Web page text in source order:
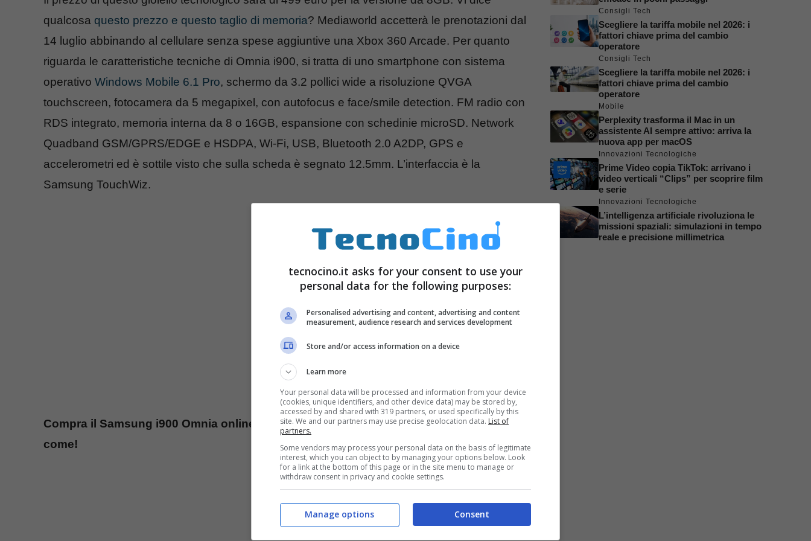
qualcosa questo prezzo e questo taglio di memoria? Mediaworld accetterà le prenotazioni dal
14 luglio abbinando al cellulare senza spese aggiuntive una Xbox 360 Arcade. Per quanto
riguarda le caratteristiche tecniche di Omnia i900, si tratta di uno smartphone con sistema
operativo Windows Mobile 6.1 Pro, schermo da 3.2 pollici wide a risoluzione QVGA
touchscreen, fotocamera da 5 megapixel, con autofocus e face/smile detection. FM radio con
RDS integrato, memoria interna da 8 o 16GB, espansione con schedinie microSD. Network
Quadband GSM/GPRS/EDGE e HSDPA, Wi-Fi, USB, Bluetooth 2.0 A2DP, GPS e
accelerometri ed è sottile visto che sulla scheda è segnato 12.5mm. L’interfaccia è la
Samsung TouchWiz.
Compra il Samsung i900 Omnia online e risparmia in modo semplice e veloce. Scopri
come!
Consigli Tech
Scegliere la tariffa mobile nel 2026: i
fattori chiave prima del cambio
operatore
Consigli Tech
Scegliere la tariffa mobile nel 2026: i
fattori chiave prima del cambio
operatore
Mobile
Perplexity trasforma il Mac in un
assistente AI sempre attivo: arriva la
nuova app per macOS
Innovazioni Tecnologiche
Prime Video copia TikTok: arrivano i
video verticali “Clips” per scoprire film
e serie
Innovazioni Tecnologiche
L’intelligenza artificiale rivoluziona le
missioni spaziali: simulazioni in tempo
reale e precisione millimetrica
tecnocino.it asks for your consent to use your
personal data for the following purposes:
Personalised advertising and content, advertising and content
measurement, audience research and services development
Store and/or access information on a device
Learn more
Your personal data will be processed and information from your device
(cookies, unique identifiers, and other device data) may be stored by,
accessed by and shared with 319 partners, or used specifically by this
site. We and our partners may use precise geolocation data. List of
partners.
Some vendors may process your personal data on the basis of legitimate
interest, which you can object to by managing your options below. Look
for a link at the bottom of this page or in the site menu to manage or
withdraw consent in privacy and cookie settings.
Consent
Manage options